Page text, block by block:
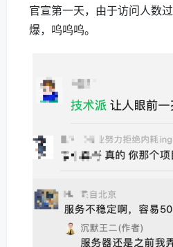
官宣第一天，由于访问人数
爆，呜呜呜。